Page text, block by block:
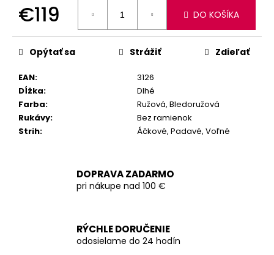
€119 DO KOŠÍKA
EAN:
3126
Dĺžka:
Dlhé
Farba:
Ružová, Bledoružová
Rukávy:
Bez ramienok
Strih: Áčkové, Padavé, Voľné
Opýtať sa Strážiť Zdieľať
DOPRAVA ZADARMO
pri nákupe nad 100 €
RÝCHLE DORUČENIE
odosielame do 24 hodín